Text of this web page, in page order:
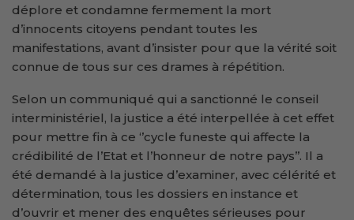
déplore et condamne fermement la mort
d’innocents citoyens pendant toutes les
manifestations, avant d’insister pour que la vérité soit
connue de tous sur ces drames à répétition.
Selon un communiqué qui a sanctionné le conseil
interministériel, la justice a été interpellée à cet effet
pour mettre fin à ce ‘’cycle funeste qui affecte la
crédibilité de l’Etat et l’honneur de notre pays’’. Il a
été demandé à la justice d’examiner, avec célérité et
détermination, tous les dossiers en instance et
d’ouvrir et mener des enquêtes sérieuses pour